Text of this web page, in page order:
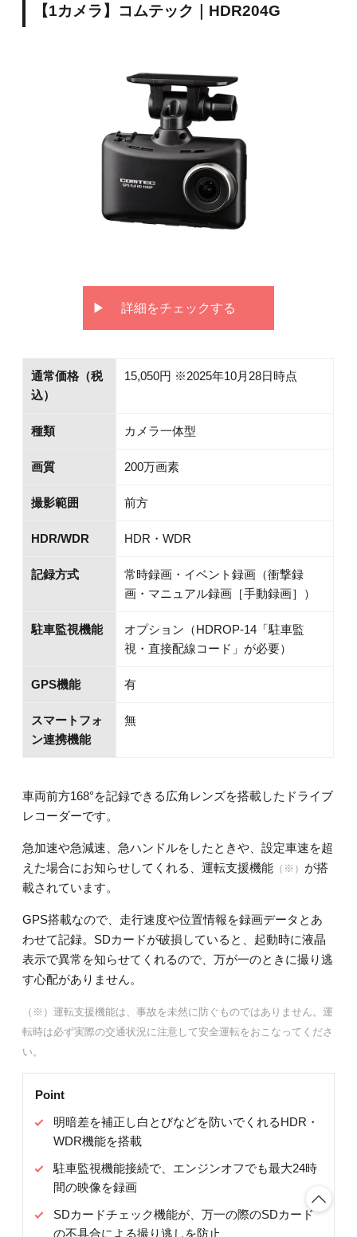
【1カメラ】コムテック｜HDR204G
詳細をチェックする
通常価格（税
込）
15,050円 ※2025年10月28日時点
種類 カメラ一体型
画質 200万画素
撮影範囲 前方
HDR/WDR HDR・WDR
記録方式
常時録画・イベント録画（衝撃録
画・マニュアル録画［手動録画］）
駐車監視機能
オプション（HDROP-14「駐車監
視・直接配線コード」が必要）
GPS機能 有
スマートフォ
ン連携機能
無
車両前方168°を記録できる広角レンズを搭載したドライブ
レコーダーです。
急加速や急減速、急ハンドルをしたときや、設定車速を超
えた場合にお知らせしてくれる、運転支援機能 （※） が搭
載されています。
GPS搭載なので、走行速度や位置情報を録画データとあ
わせて記録。SDカードが破損していると、起動時に液晶
表示で異常を知らせてくれるので、万が一のときに撮り逃
す心配がありません。
（※）運転支援機能は、事故を未然に防ぐものではありません。運
転時は必ず実際の交通状況に注意して安全運転をおこなってくださ
い。
Point
明暗差を補正し白とびなどを防いでくれるHDR・
WDR機能を搭載
駐車監視機能接続で、エンジンオフでも最大24時
間の映像を録画
SDカードチェック機能が、万一の際のSDカード
の不具合による撮り逃しを防止